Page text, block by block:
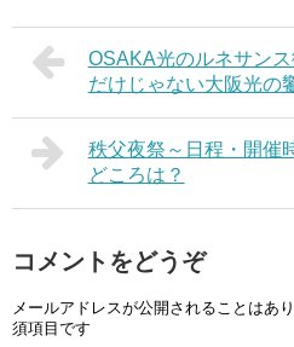
OSAKA光のルネサン
だけじゃない大阪光の
秩父夜祭～日程・開催
どころは？
コメントをどうぞ
メールアドレスが公開されることはあり
須項目です